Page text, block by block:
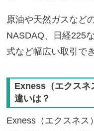
原油や天然ガスなど
NASDAQ、日経225
式など幅広い取引で
Exness（エクスネ
違いは？
Exness（エクスネス